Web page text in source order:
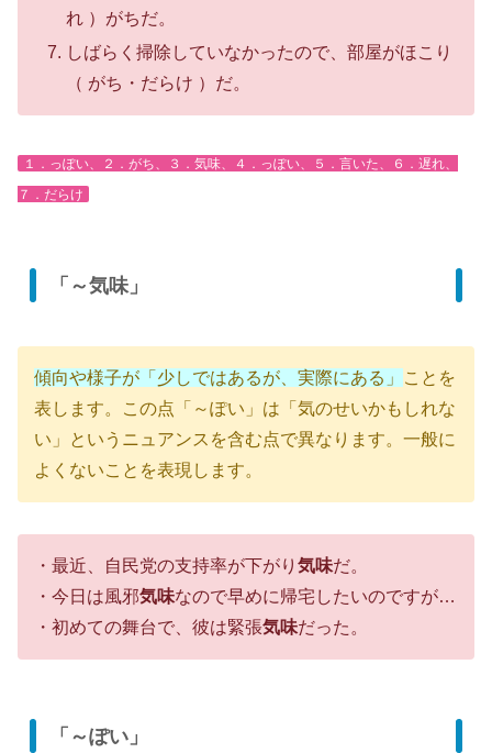
れ ）がちだ。
しばらく掃除していなかったので、部屋がほこり
（ がち・だらけ ）だ。
１．っぽい、２．がち、３．気味、４．っぽい、５．言いた、６．遅れ、
７．だらけ
「～気味」
傾向や様子が「少しではあるが、実際にある」
ことを
表します。この点「～ぽい」は「気のせいかもしれな
い」というニュアンスを含む点で異なります。一般に
よくないことを表現します。
・最近、自民党の支持率が下がり 気味だ。
・今日は風邪気味なので早めに帰宅したいのですが…
・初めての舞台で、彼は緊張気味だった。
「～ぽい」